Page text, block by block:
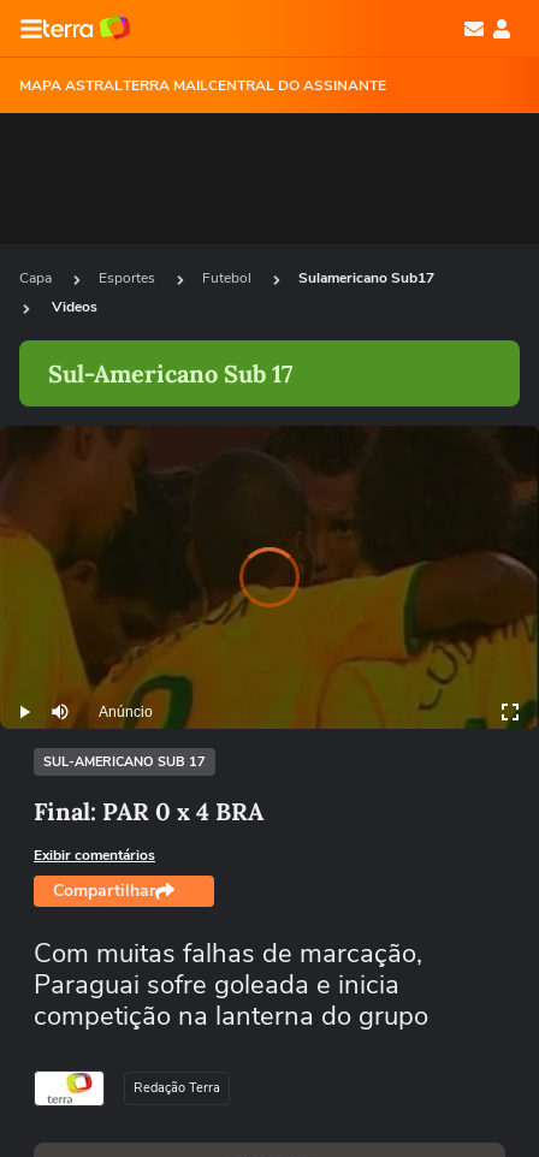
MAPA ASTRALTERRA MAILCENTRAL DO ASSINANTE
Capa Esportes Futebol
Sulamericano Sub17
Videos
Sul-Americano Sub 17
Vi
d
e
o Pl
a
y
er
i s
l
o
adi
n
g .
Play Mutar Anúncio
SUL-AMERICANO SUB 17
Final: PAR 0 x 4 BRA
Exibir comentários
Compartilhar
Com muitas falhas de marcação,
Paraguai sofre goleada e inicia
competição na lanterna do grupo
Redação Terra